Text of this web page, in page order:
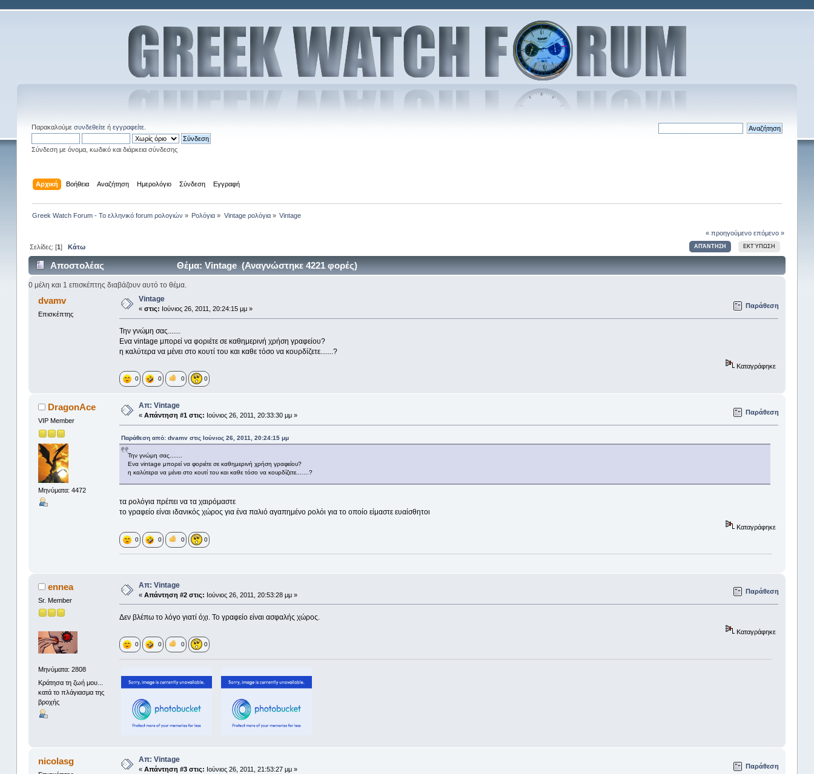
Παρακαλούμε συνδεθείτεή εγγραφείτε.
Σύνδεση με όνομα, κωδικό και διάρκεια σύνδεσης
Αρχική Βοήθεια Αναζήτηση Ημερολόγιο Σύνδεση Εγγραφή
Greek Watch Forum - Το ελληνικό forum ρολογιών » Ρολόγια » Vintage ρολόγια» Vintage
« προηγούμενο επόμενο »
ΑΠΆΝΤΗΣΗ ΕΚΤΎΠΩΣΗ
Σελίδες: [1]Κάτω
Αποστολέας Θέμα: Vintage (Αναγνώστηκε 4221 φορές)
0 μέλη και 1 επισκέπτης διαβάζουν αυτό το θέμα.
dvamv
Επισκέπτης
Vintage
« στις: Ιούνιος 26, 2011, 20:24:15 μμ » Παράθεση
Την γνώμη σας.......
Ενα vintage μπορεί να φοριέτε σε καθημερινή χρήση γραφείου?
η καλύτερα να μένει στο κουτί του και καθε τόσο να κουρδίζετε.......?
Καταγράφηκε
0 0 0 0
DragonAce
VIP Member
Μηνύματα: 4472
Απ: Vintage
« Απάντηση #1 στις: Ιούνιος 26, 2011, 20:33:30 μμ » Παράθεση
Παράθεση από: dvamv στις Ιούνιος 26, 2011, 20:24:15 μμ
Την γνώμη σας.......
Ενα vintage μπορεί να φοριέτε σε καθημερινή χρήση γραφείου?
η καλύτερα να μένει στο κουτί του και καθε τόσο να κουρδίζετε.......?
τα ρολόγια πρέπει να τα χαιρόμαστε
το γραφείο είναι ιδανικός χώρος για ένα παλιό αγαπημένο ρολόι για το οποίο είμαστε ευαίσθητοι
Καταγράφηκε
0 0 0 0
ennea
Sr. Member
Μηνύματα: 2808
Κράτησα τη ζωή μου...
κατά το πλάγιασμα της
βροχής
Απ: Vintage
« Απάντηση #2 στις: Ιούνιος 26, 2011, 20:53:28 μμ » Παράθεση
Δεν βλέπω το λόγο γιατί όχι. Το γραφείο είναι ασφαλής χώρος.
Καταγράφηκε
0 0 0 0
nicolasg Απ: Vintage
« Απάντηση #3 στις: Ιούνιος 26, 2011, 21:53:27 μμ » Παράθεση